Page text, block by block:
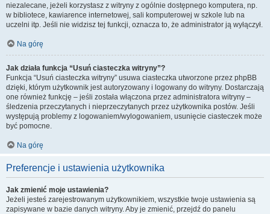
niezalecane, jeżeli korzystasz z witryny z ogólnie dostępnego komputera, np.
w bibliotece, kawiarence internetowej, sali komputerowej w szkole lub na
uczelni itp. Jeśli nie widzisz tej funkcji, oznacza to, że administrator ją wyłączył.
Na górę
Jak działa funkcja “Usuń ciasteczka witryny”?
Funkcja “Usuń ciasteczka witryny” usuwa ciasteczka utworzone przez phpBB
dzięki, którym użytkownik jest autoryzowany i logowany do witryny. Dostarczają
one również funkcję – jeśli została włączona przez administratora witryny –
śledzenia przeczytanych i nieprzeczytanych przez użytkownika postów. Jeśli
występują problemy z logowaniem/wylogowaniem, usunięcie ciasteczek może
być pomocne.
Na górę
Preferencje i ustawienia użytkownika
Jak zmienić moje ustawienia?
Jeżeli jesteś zarejestrowanym użytkownikiem, wszystkie twoje ustawienia są
zapisywane w bazie danych witryny. Aby je zmienić, przejdź do panelu